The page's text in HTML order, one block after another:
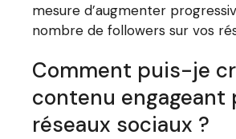
mesure d’augmenter
nombre de followers sur vos
Comment puis-je
contenu engageant
réseaux sociaux ?